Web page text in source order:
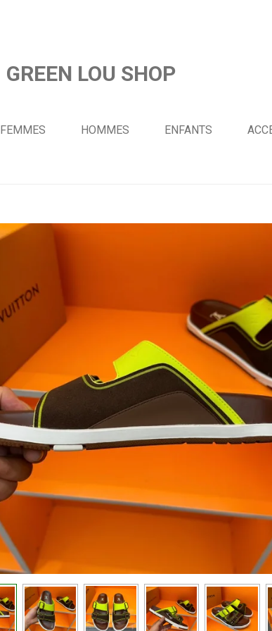
GREEN LOU SHOP
FEMMES HOMMES ENFANTS